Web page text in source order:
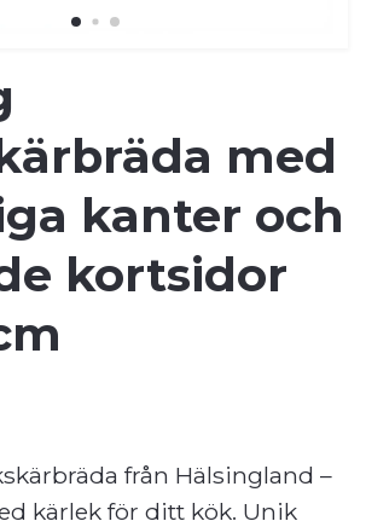
med
kanter och
kortsidor
från Hälsingland –
kärlek för ditt kök. Unik